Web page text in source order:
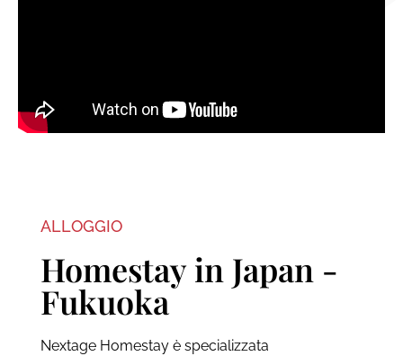
ALLOGGIO
Homestay in Japan -
Fukuoka
Nextage Homestay è specializzata